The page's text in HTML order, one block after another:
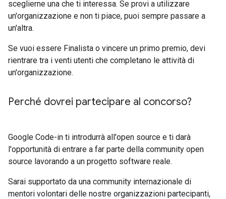
sceglierne una che ti interessa. Se provi a utilizzare
un'organizzazione e non ti piace, puoi sempre passare a
un'altra.
Se vuoi essere Finalista o vincere un primo premio, devi
rientrare tra i venti utenti che completano le attività di
un'organizzazione.
Perché dovrei partecipare al concorso?
Google Code-in ti introdurrà all'open source e ti darà
l'opportunità di entrare a far parte della community open
source lavorando a un progetto software reale.
Sarai supportato da una community internazionale di
mentori volontari delle nostre organizzazioni partecipanti,